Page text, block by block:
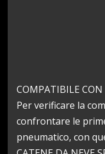
COMPATIBILE
Per verificare la
confrontare le
pneumatico, con